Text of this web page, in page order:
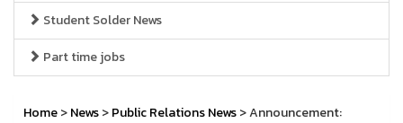
Student Solder News
Part time jobs
Home>News>Public Relations News> Announcement: